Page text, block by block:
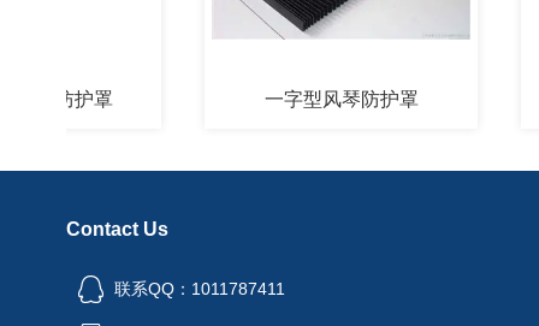
一字型风琴防护罩
Contact Us
联系QQ：1011787411